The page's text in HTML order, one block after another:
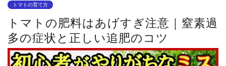
トマトの育て方
トマトの肥料はあげすぎ注意｜窒素過
多の症状と正しい追肥のコツ